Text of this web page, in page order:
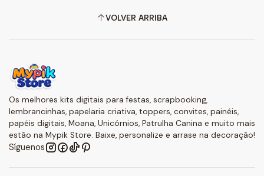
VOLVER ARRIBA
Os melhores kits digitais para festas, scrapbooking,
lembrancinhas, papelaria criativa, toppers, convites, painéis,
papéis digitais, Moana, Unicórnios, Patrulha Canina e muito mais
estão na Mypik Store. Baixe, personalize e arrase na decoração!
Síguenos